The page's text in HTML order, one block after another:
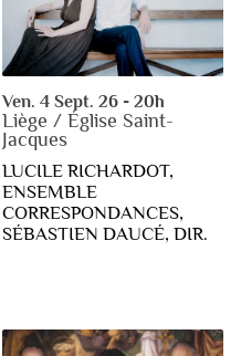
Ven. 4 Sept. 26 - 20h
Liège / Église Saint-
Jacques
LUCILE RICHARDOT,
ENSEMBLE
CORRESPONDANCES,
SÉBASTIEN DAUCÉ, DIR.